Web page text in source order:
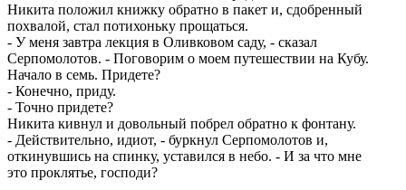
Никита положил книжку обратно в пакет и, сдобренный
похвалой, стал потихоньку прощаться.
- У меня завтра лекция в Оливковом саду, - сказал
Серпомолотов. - Поговорим о моем путешествии на Кубу.
Начало в семь. Придете?
- Конечно, приду.
- Точно придете?
Никита кивнул и довольный побрел обратно к фонтану.
- Действительно, идиот, - буркнул Серпомолотов и,
откинувшись на спинку, уставился в небо. - И за что мне
это проклятье, господи?